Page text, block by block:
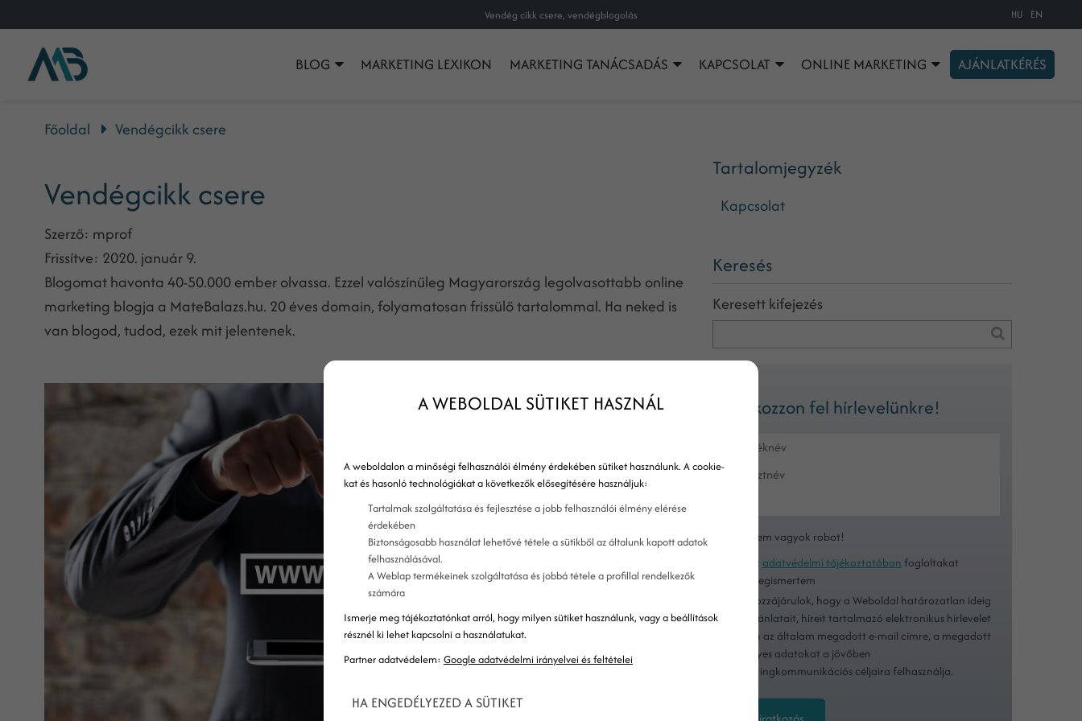
Vendég cikk csere, vendégblogolás HU EN
BLOG MARKETING LEXIKON MARKETING TANÁCSADÁS KAPCSOLAT ONLINE MARKETING AJÁNLATKÉRÉS
Főoldal Vendégcikk csere
Vendégcikk csere
Szerző: mprof
Frissítve: 2020. január 9.
Blogomat havonta 40-50.000 ember olvassa. Ezzel valószínűleg Magyarország legolvasottabb online
marketing blogja a MateBalazs.hu. 20 éves domain, folyamatosan frissülő tartalommal. Ha neked is
van blogod, tudod, ezek mit jelentenek.
Tartalomjegyzék
Kapcsolat
Keresés
Keresett kifejezés
Iratkozzon fel hírlevelünkre!
Nem vagyok robot!
Az adatvédelmi tájékoztatóban foglaltakat
megismertem
Hozzájárulok, hogy a Weboldal határozatlan ideig
ajánlatait, híreit tartalmazó elektronikus hírlevelet
küldjön az általam megadott e-mail címre, a megadott
személyes adatokat a jövőben
marketingkommunikációs céljaira felhasználja.
A WEBOLDAL SÜTIKET HASZNÁL
A weboldalon a minőségi felhasználói élmény érdekében sütiket használunk. A cookie-
kat és hasonló technológiákat a következők elősegítésére használjuk:
Tartalmak szolgáltatása és fejlesztése a jobb felhasználói élmény elérése
érdekében
Biztonságosabb használat lehetővé tétele a sütikből az általunk kapott adatok
felhasználásával.
A Weblap termékeinek szolgáltatása és jobbá tétele a profillal rendelkezők
számára
Ismerje meg tájékoztatónkat arról, hogy milyen sütiket használunk, vagy a beállítások
résznél ki lehet kapcsolni a használatukat.
Partner adatvédelem: Google adatvédelmi irányelvei és feltételei
HA ENGEDÉLYEZED A SÜTIKET